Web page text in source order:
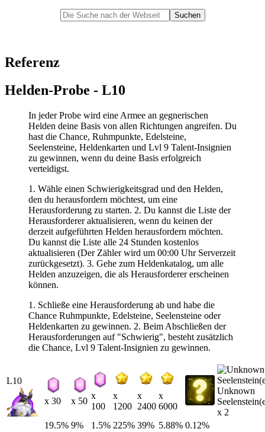
Referenz
Helden-Probe - L10
In jeder Probe wird eine Armee an gegnerischen
Helden deine Basis von allen Richtungen angreifen. Du
hast die Chance, Ruhmpunkte, Edelsteine,
Seelensteine, Heldenkarten und Lvl 9 Talent-Insignien
zu gewinnen, wenn du deine Basis erfolgreich
verteidigst.
1. Wähle einen Schwierigkeitsgrad und den Helden,
den du herausfordern möchtest, um eine
Herausforderung zu starten. 2. Du kannst die Liste der
Herausforderer aktualisieren, wenn du keinen der
derzeit aufgeführten Helden herausfordern möchten.
Du kannst die Liste alle 24 Stunden kostenlos
aktualisieren (Der Zähler wird um 00:00 Uhr Serverzeit
zurückgesetzt). 3. Gehe zum Heldenkatalog, um alle
Helden anzuzeigen, die als Herausforderer erscheinen
können.
1. Schließe eine Herausforderung ab und habe die
Chance Ruhmpunkte, Edelsteine, Seelensteine oder
Heldenkarten zu gewinnen. 2. Beim Abschließen der
Herausforderungen auf "Schwierig", besteht zusätzlich
die Chance, Lvl 9 Talent-Insignien zu gewinnen.
L10
x 30 x 50
x
100
x
1200
x
2400
x
6000
Unknown
x 2
19.5% 9% 1.5% 225% 39% 5.88% 0.12%